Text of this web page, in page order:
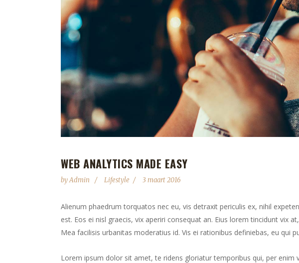
WEB ANALYTICS MADE EASY
byAdmin Lifestyle 3 maart 2016
Alienum phaedrum torquatos nec eu, vis detraxit periculis ex, nihil
est. Eos ei nisl graecis, vix aperiri consequat an. Eius lorem tincidunt vix
Mea facilisis urbanitas moderatius id. Vis ei rationibus definiebas, eu qui
Lorem ipsum dolor sit amet, te ridens gloriatur temporibus qui, per enim